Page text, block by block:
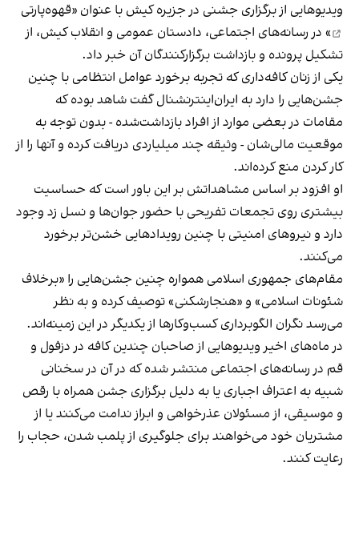
ویدیوهایی از برگزاری جشنی در جزیره کیش با عنوان «قهوه‌پارتی
» در رسانه‌های اجتماعی، دادستان عمومی و انقلاب کیش، از
تشکیل پرونده و بازداشت برگزارکنندگان آن خبر داد.
یکی از زنان کافه‌داری که تجربه برخورد عوامل انتظامی با چنین
جشن‌هایی را دارد به ایران‌اینترنشنال گفت شاهد بوده که
مقامات در بعضی موارد از افراد بازداشت‌‌شده - بدون توجه به
موقعیت مالی‌شان - وثیقه چند میلیاردی دریافت کرده و آنها را از
کار کردن منع کرده‌اند.
او افزود بر اساس مشاهداتش بر این باور است که حساسیت
بیشتری روی تجمعات تفریحی با حضور جوان‌ها و نسل زد وجود
دارد و نیروهای امنیتی با چنین رویدادهایی خشن‌تر برخورد
می‌کنند.
مقام‌های جمهوری اسلامی همواره چنین جشن‌هایی را «برخلاف
شئونات اسلامی» و «هنجارشکنی» توصیف کرده و به نظر
می‌رسد نگران الگوبرداری کسب‌وکارها از یکدیگر در این زمینه‌اند.
در ماه‌های اخیر ویدیوهایی از صاحبان چندین کافه در دزفول و
قم در رسانه‌های اجتماعی منتشر شده که در آن در سخنانی
شبیه به اعتراف اجباری یا به دلیل برگزاری جشن همراه با رقص
و موسیقی، از مسئولان عذرخواهی و ابراز ندامت می‌کنند یا از
مشتریان خود می‌خواهند برای جلوگیری از پلمب شدن، حجاب را
رعایت کنند.